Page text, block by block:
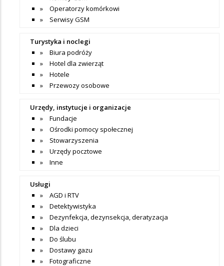
Operatorzy komórkowi
Serwisy GSM
Turystyka i noclegi
Biura podróży
Hotel dla zwierząt
Hotele
Przewozy osobowe
Urzędy, instytucje i organizacje
Fundacje
Ośrodki pomocy społecznej
Stowarzyszenia
Urzędy pocztowe
Inne
Usługi
AGD i RTV
Detektywistyka
Dezynfekcja, dezynsekcja, deratyzacja
Dla dzieci
Do ślubu
Dostawy gazu
Fotograficzne